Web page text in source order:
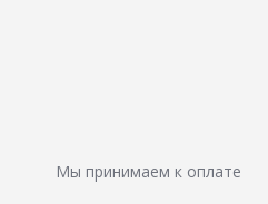
Мы принимаем к оплате